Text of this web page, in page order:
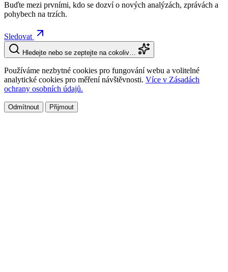
Buďte mezi prvními, kdo se dozví o nových analýzách, zprávách a
pohybech na trzích.
Sledovat
Hledejte nebo se zeptejte na cokoliv…
Používáme nezbytné cookies pro fungování webu a volitelné
analytické cookies pro měření návštěvnosti. Více v Zásadách
ochrany osobních údajů.
Odmítnout Přijmout